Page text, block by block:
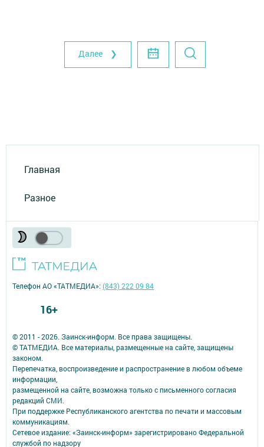
Далее ❯
Главная
Разное
© 2011 - 2026. Заинск-информ. Все права защищены.
© ТАТМЕДИА. Все материалы, размещенные на сайте, защищены
законом.
Перепечатка, воспроизведение и распространение в любом объеме
информации,
размещенной на сайте, возможна только с письменного согласия
редакций СМИ.
При поддержке Республиканского агентства по печати и массовым
коммуникациям.
Сетевое издание: «Заинск-информ» зарегистрировано Федеральной
службой по надзору
Телефон АО «ТАТМЕДИА»:(843) 222 09 84
16+